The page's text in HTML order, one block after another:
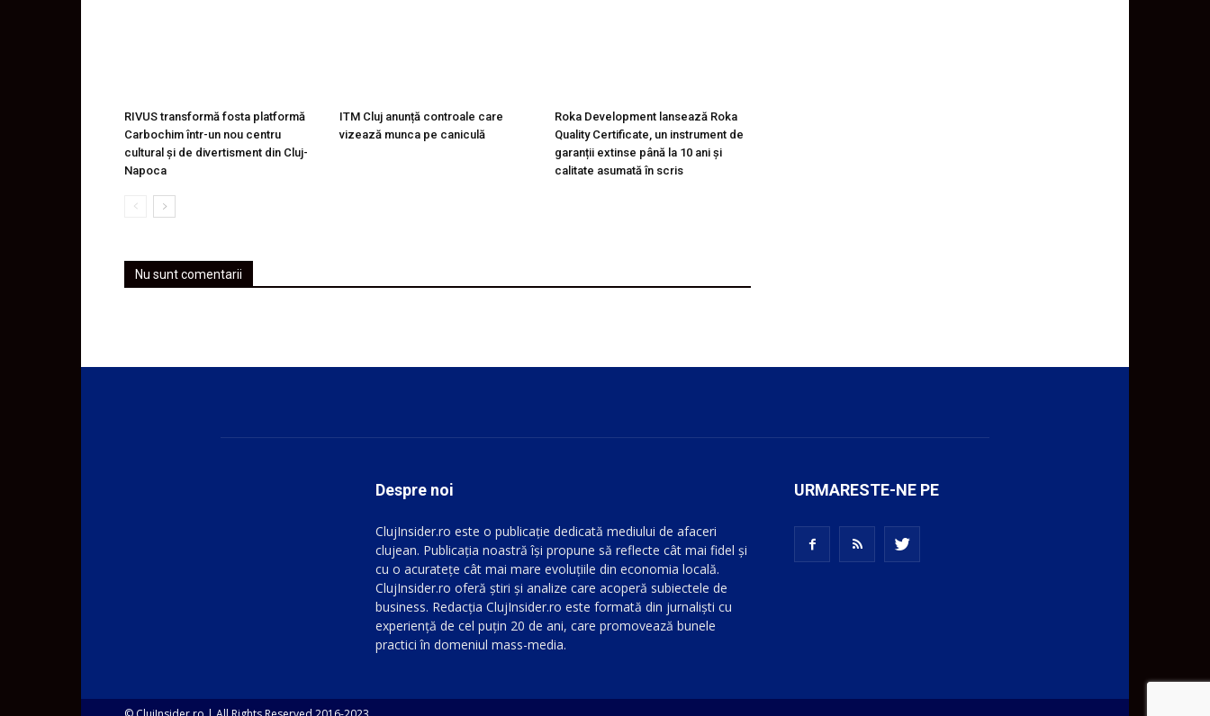
RIVUS transformă fosta platformă
Carbochim într-un nou centru
cultural și de divertisment din Cluj-
Napoca
ITM Cluj anunță controale care
vizează munca pe caniculă
Roka Development lansează Roka
Quality Certificate, un instrument de
garanții extinse până la 10 ani și
calitate asumată în scris
Nu sunt comentarii
Despre noi
ClujInsider.ro este o publicație dedicată mediului de afaceri
clujean. Publicația noastră își propune să reflecte cât mai fidel și
cu o acuratețe cât mai mare evoluțiile din economia locală.
ClujInsider.ro oferă știri și analize care acoperă subiectele de
business. Redacția ClujInsider.ro este formată din jurnaliști cu
experiență de cel puțin 20 de ani, care promovează bunele
practici în domeniul mass-media.
URMARESTE-NE PE